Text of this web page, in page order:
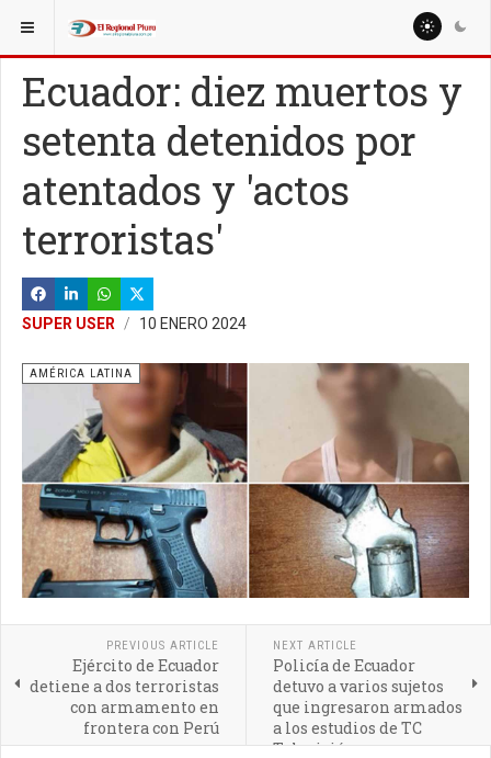
ESTÁ AQUÍ: MUNDO
Ecuador: diez muertos y
setenta detenidos por
atentados y 'actos
terroristas'
SUPER USER 10 ENERO 2024
AMÉRICA LATINA
PREVIOUS ARTICLE
Ejército de Ecuador
detiene a dos terroristas
con armamento en
frontera con Perú
NEXT ARTICLE
Policía de Ecuador
detuvo a varios sujetos
que ingresaron armados
a los estudios de TC
Televisión